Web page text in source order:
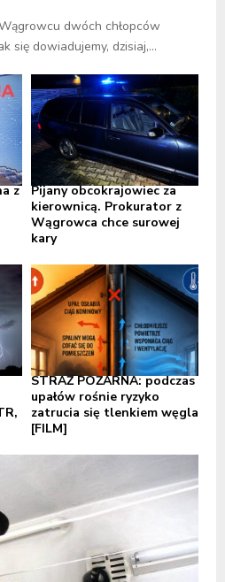
dwóch chłopców
się dowiadujemy, dzisiaj,...
z
Pijany obcokrajowiec za
kierownicą. Prokurator z
Wągrowca chce surowej
kary
STRAŻ POŻARNA: podczas
upałów rośnie ryzyko
zatrucia się tlenkiem węgla
[FILM]